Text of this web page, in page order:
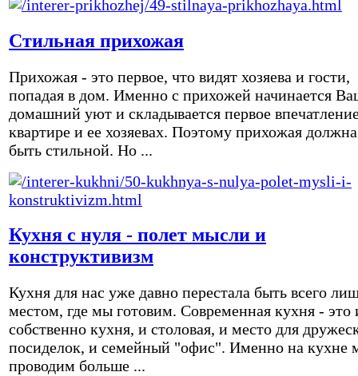
Стильная прихожая
Прихожая - это первое, что видят хозяева и гости,
попадая в дом. Именно с прихожей начинается
домашний уют и складывается первое
квартире и ее хозяевах. Поэтому прихожая должна
быть стильной. Но ...
Кухня с нуля - полет мысли и
конструктивизм
Кухня для нас уже давно перестала быть всего
местом, где мы готовим. Современная кухня - это
собственно кухня, и столовая, и место для
посиделок, и семейный "офис". Именно на кухне
проводим больше ...